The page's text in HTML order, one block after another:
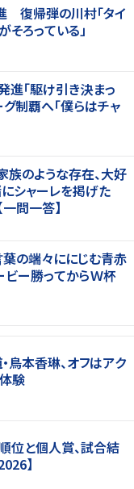
復帰弾の川村「タイ
そろっている」
「駆け引き決まっ
制覇へ「僕らはチャ
のような存在、大好
シャーレを掲げた
問一答】
の端々ににじむ青赤
ビー勝ってからＷ杯
鳥本香琳、オフはアク
験
と個人賞、試合結
】